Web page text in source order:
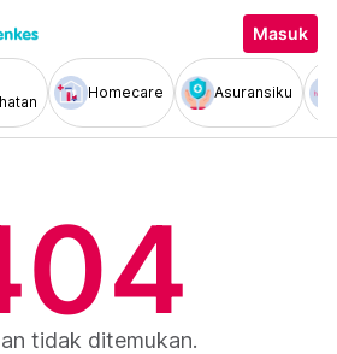
Masuk
Homecare Asuransiku
tidak ditemukan.